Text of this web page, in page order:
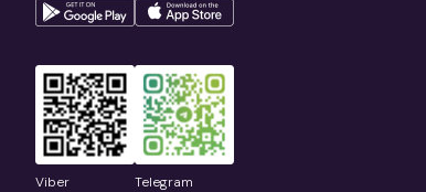
Viber Telegram